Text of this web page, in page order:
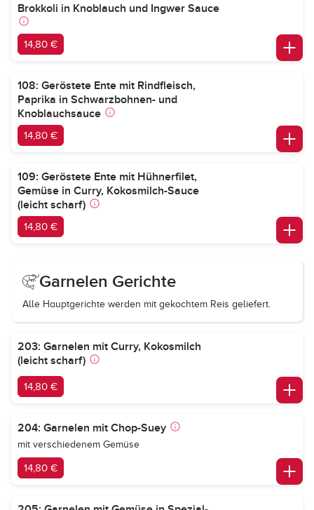
Brokkoli in Knoblauch und Ingwer Sauce
14,80 €
108: Geröstete Ente mit Rindfleisch,
Paprika in Schwarzbohnen- und
Knoblauchsauce
14,80 €
109: Geröstete Ente mit Hühnerfilet,
Gemüse in Curry, Kokosmilch-Sauce
(leicht scharf)
14,80 €
Garnelen Gerichte
Alle Hauptgerichte werden mit gekochtem Reis geliefert.
203: Garnelen mit Curry, Kokosmilch
(leicht scharf)
14,80 €
204: Garnelen mit Chop-Suey
mit verschiedenem Gemüse
14,80 €